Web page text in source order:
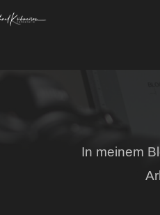
In meinem